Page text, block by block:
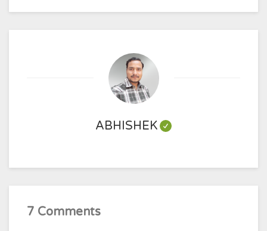
ABHISHEK
7 Comments